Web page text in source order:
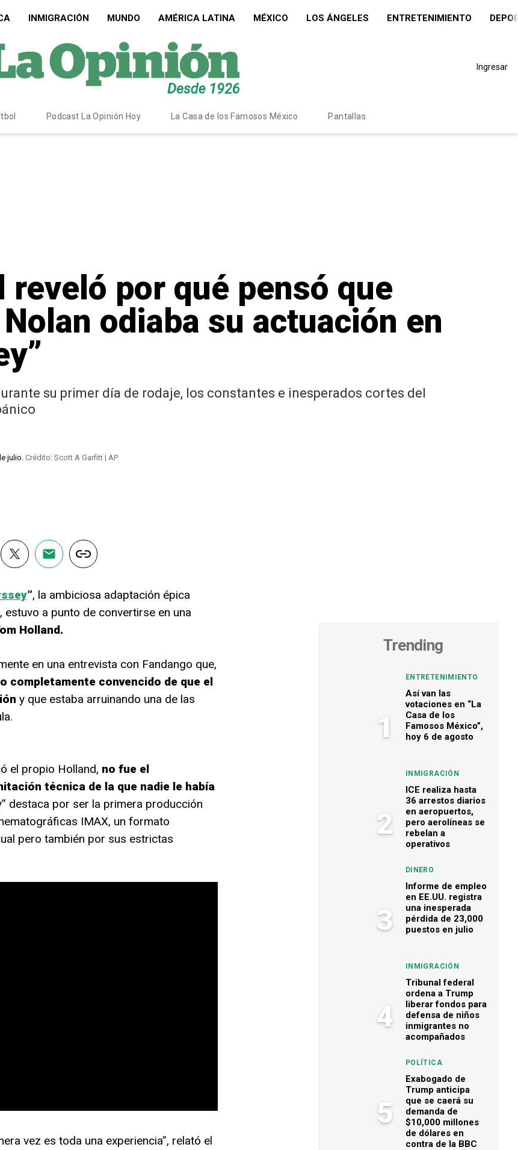
INMIGRACIÓN MUNDO AMÉRICA LATINA MÉXICO LOS ÁNGELES ENTRETENIMIENTO
Ingresar
Podcast La Opinión Hoy La Casa de los Famosos México Pantallas
reveló por qué pensó que
odiaba su actuación en
su primer día de rodaje, los constantes e inesperados cortes del
julio. Crédito: Scott A Garfitt | AP
”, la ambiciosa adaptación épica
a punto de convertirse en una
Holland.
en una entrevista con Fandango que,
completamente convencido de que el
y que estaba arruinando una de las
el propio Holland, no fue el
técnica de la que nadie le había
destaca por ser la primera producción
IMAX, un formato
pero también por sus estrictas
vez es toda una experiencia”, relató el
Trending
1
ENTRETENIMIENTO
Así van las
votaciones en “La
Casa de los
Famosos México”,
hoy 6 de agosto
2
INMIGRACIÓN
ICE realiza hasta
36 arrestos diarios
en aeropuertos,
pero aerolíneas se
rebelan a
operativos
3
DINERO
Informe de empleo
en EE.UU. registra
una inesperada
pérdida de 23,000
puestos en julio
4
INMIGRACIÓN
Tribunal federal
ordena a Trump
liberar fondos para
defensa de niños
inmigrantes no
acompañados
5
POLÍTICA
Exabogado de
Trump anticipa
que se caerá su
demanda de
$10,000 millones
de dólares en
contra de la BBC